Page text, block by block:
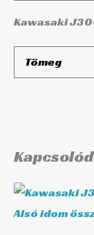
Kawasaki
Tömeg